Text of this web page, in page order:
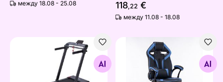
между 18.08 - 25.08 118,22 €
между 11.08 - 18.08
Беговая дорожка Christopeit TM 2400 S
Найдите похожие
Кресло геймерское
Найдите похожие